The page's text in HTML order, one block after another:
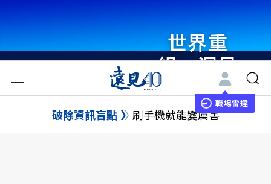
世界重
組・洞見
未來 與
世界領袖
職場雷達
破除資訊盲點 刷手機就能變厲害